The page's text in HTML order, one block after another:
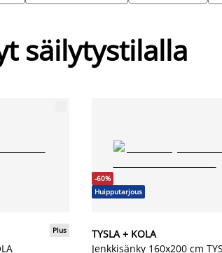
säilytystilalla
Plus
-60%
Huipputarjous
TYSLA + KOLA
Jenkkisänky 160x200 cm